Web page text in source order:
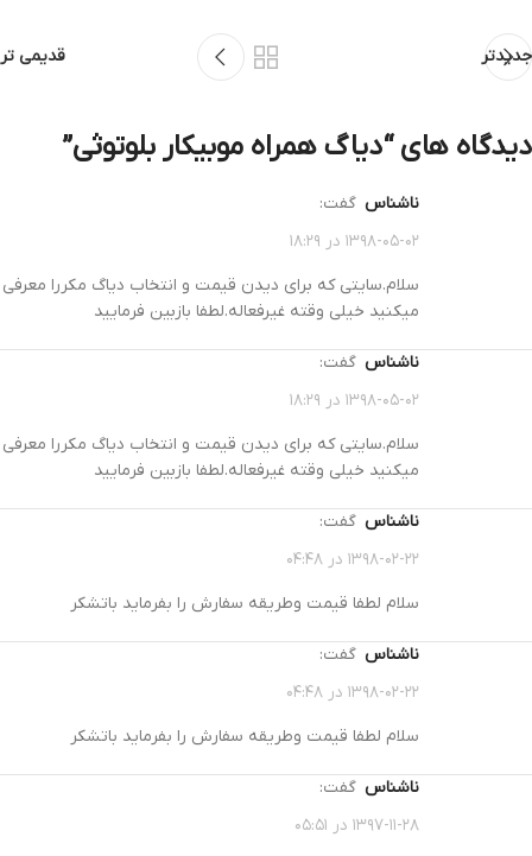
جدیدتر قدیمی تر
دیدگاه های “دیاگ همراه موبیکار بلوتوثی”
ناشناس گفت:
۱۳۹۸-۰۵-۰۲ در ۱۸:۲۹
سلام.سایتی که برای دیدن قیمت و انتخاب دیاگ مکررا معرفی
میکنید خیلی وقته غیرفعاله.لطفا بازبین فرمایید
ناشناس گفت:
۱۳۹۸-۰۵-۰۲ در ۱۸:۲۹
سلام.سایتی که برای دیدن قیمت و انتخاب دیاگ مکررا معرفی
میکنید خیلی وقته غیرفعاله.لطفا بازبین فرمایید
ناشناس گفت:
۱۳۹۸-۰۲-۲۲ در ۰۴:۴۸
سلام لطفا قیمت وطریقه سفارش را بفرماید باتشکر
ناشناس گفت:
۱۳۹۸-۰۲-۲۲ در ۰۴:۴۸
سلام لطفا قیمت وطریقه سفارش را بفرماید باتشکر
ناشناس گفت:
۱۳۹۷-۱۱-۲۸ در ۰۵:۵۱